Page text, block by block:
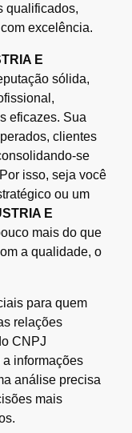
qualificados,
excelência.
E
sólida,
eficazes. Sua
clientes
se
isso, seja você
ou um
E
mais do que
a qualidade, o
para quem
relações
CNPJ
a informações
análise precisa
mais